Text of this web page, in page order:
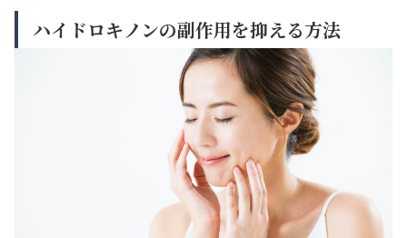
ハイドロキノンの副作用を抑える方法